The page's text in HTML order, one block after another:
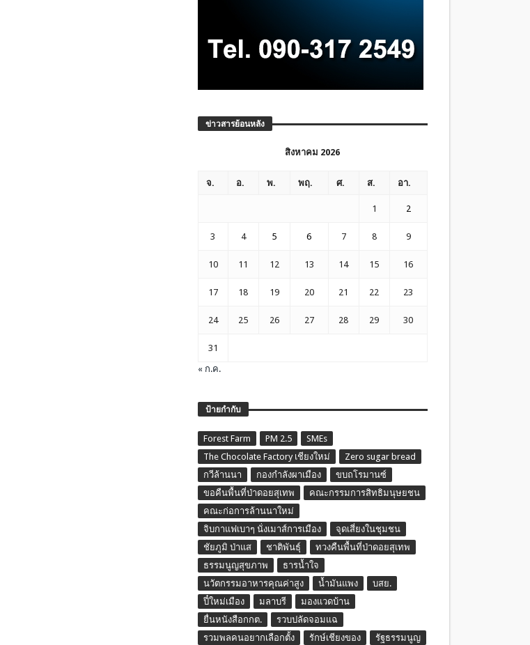
ข่าวสารย้อนหลัง
สิงหาคม 2026
จ. อ. พ. พฤ. ศ. ส. อา.
1 2
3 4 5 6 7 8 9
10 11 12 13 14 15 16
17 18 19 20 21 22 23
24 25 26 27 28 29 30
31
« ก.ค.
ป้ายกำกับ
Forest Farm PM 2.5
SMEs
The Chocolate Factory เชียงใหม่
Zero sugar bread
กวีล้านนา
กองกำลังผาเมือง
ขบถโรมานซ์
ขอคืนพื้นที่ป่าดอยสุเทพ
คณะกรรมการสิทธิมนุษยชน
คณะก่อการล้านนาใหม่
จิบกาแฟเบาๆ นั่งเมาส์การเมือง
จุดเสี่ยงในชุมชน
ชัยภูมิ ป่าแส
ชาติพันธุ์
ทวงคืนพื้นที่ป่าดอยสุเทพ
ธรรมนูญสุขภาพ
ธารน้ำใจ
นวัตกรรมอาหารคุณค่าสูง
น้ำมันแพง
บสย.
ปี๋ใหม่เมือง
มลาบรี
มองแวดบ้าน
ยื่นหนังสือกกต.
รวบปลัดจอมแฉ
รวมพลคนอยากเลือกตั้ง
รักษ์เชียงของ รัฐธรรมนูญ